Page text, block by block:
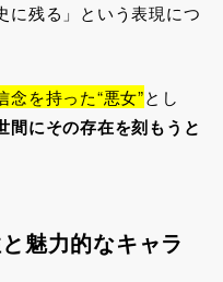
に残る」という表現につ
念を持った“悪女”とし
間にその存在を刻もうと
魅力的なキャラ